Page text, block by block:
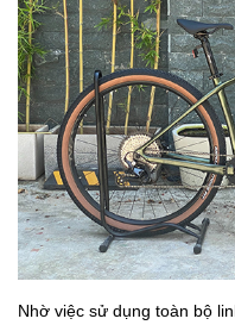
Nhờ việc sử dụng toàn bộ